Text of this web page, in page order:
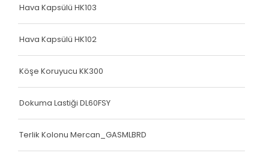
Hava Kapsülü HK103
Hava Kapsülü HK102
Köşe Koruyucu KK300
Dokuma Lastiği DL60FSY
Terlik Kolonu Mercan_GASMLBRD